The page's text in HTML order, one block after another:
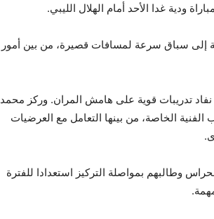
ودية غدا الأحد أمام الهلال الليبي.
إلى سباق سرعة لمسافات قصيرة، من بين أمور
تدريبات قوية على هامش المران. وركز محمد
الخاصة، من بينها التعامل مع العرضيات
وطالبهم بمواصلة التركيز استعدادا للفترة